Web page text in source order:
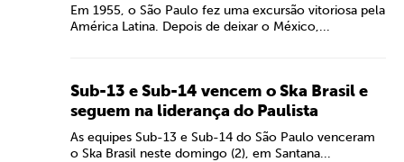
Em 1955, o São Paulo fez uma excursão vitoriosa pela
América Latina. Depois de deixar o México,...
Sub-13 e Sub-14 vencem o Ska Brasil e
seguem na liderança do Paulista
As equipes Sub-13 e Sub-14 do São Paulo venceram
o Ska Brasil neste domingo (2), em Santana...